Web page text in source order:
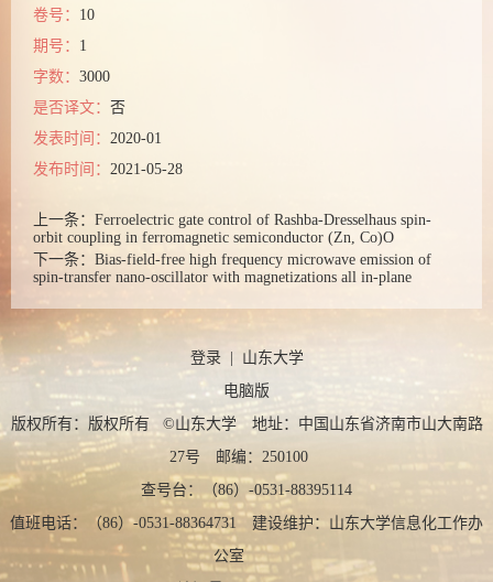
卷号： 10
期号： 1
字数： 3000
是否译文： 否
发表时间： 2020-01
发布时间： 2021-05-28
上一条： Ferroelectric gate control of Rashba-Dresselhaus spin-
orbit coupling in ferromagnetic semiconductor (Zn, Co)O
下一条： Bias-field-free high frequency microwave emission of
spin-transfer nano-oscillator with magnetizations all in-plane
登录| 山东大学
电脑版
版权所有：版权所有 ©山东大学 地址：中国山东省济南市山大南路
27号 邮编：250100
查号台：（86）-0531-88395114
值班电话：（86）-0531-88364731 建设维护：山东大学信息化工作办
公室